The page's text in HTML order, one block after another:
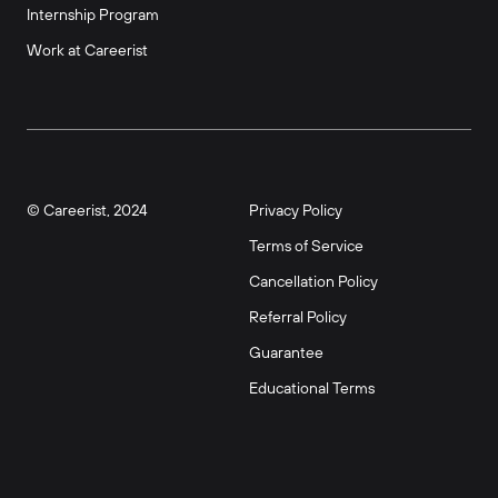
Internship Program
Work at Careerist
© Careerist, 2024
Privacy Policy
Terms of Service
Cancellation Policy
Referral Policy
Guarantee
Educational Terms